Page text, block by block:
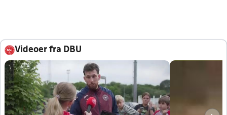
Videoer fra DBU